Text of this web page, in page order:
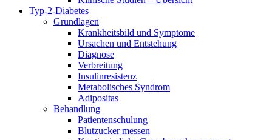
Typ-2-Diabetes
Grundlagen
Krankheitsbild und Symptome
Ursachen und Entstehung
Diagnose
Verbreitung
Insulinresistenz
Metabolisches Syndrom
Adipositas
Behandlung
Patientenschulung
Blutzucker messen